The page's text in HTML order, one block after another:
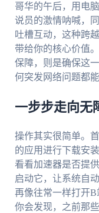
哥华的午后，用电
说员的激情呐喊，
吐槽互动，这种跨
带给你的核心价值
保障，则是确保这
何突发网络问题都
一步步走向无
操作其实很简单。
的应用进行下载安
看看加速器是否提
启动它，让系统自
再像往常一样打开B
你会发现，之前那